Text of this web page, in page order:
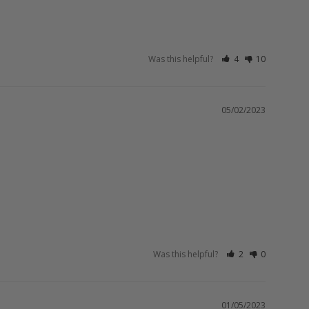
Was this helpful? 4 10
05/02/2023
Was this helpful? 2 0
01/05/2023